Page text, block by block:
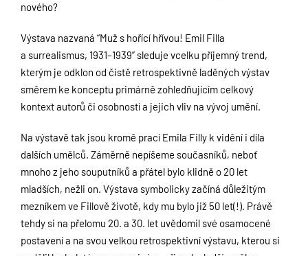
nového?
Výstava nazvaná “Muž s hořící hřívou! Emil Filla
a surrealismus, 1931–1939” sleduje vcelku příjemný trend,
kterým je odklon od čistě retrospektivně laděných výstav
směrem ke konceptu primárně zohledňujícím celkový
kontext autorů či osobností a jejich vliv na vývoj umění.
Na výstavě tak jsou kromě prací Emila Filly k vidění i díla
dalších umělců. Záměrně nepíšeme současníků, neboť
mnoho z jeho souputníků a přátel bylo klidně o 20 let
mladších, nežli on. Výstava symbolicky začíná důležitým
mezníkem ve Fillově životě, kdy mu bylo již 50 let(!). Právě
tehdy si na přelomu 20. a 30. let uvědomil své osamocené
postavení a na svou velkou retrospektivní výstavu, kterou si